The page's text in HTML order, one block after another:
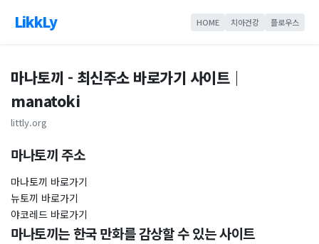
LikkLy HOME 치아건강 플로우스
마나토끼 - 최신주소 바로가기 사이트｜
manatoki
littly.org
마나토끼 주소
마나토끼 바로가기
뉴토끼 바로가기
야코레드 바로가기
마나토끼는 한국 만화를 감상할 수 있는 사이트